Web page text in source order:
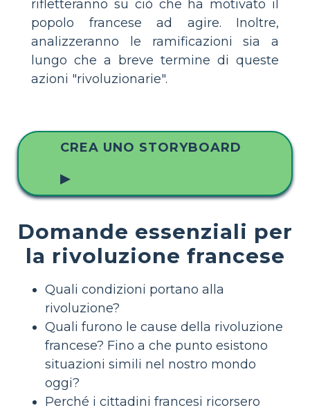
rifletteranno su ciò che ha motivato il
popolo francese ad agire. Inoltre,
analizzeranno le ramificazioni sia a
lungo che a breve termine di queste
azioni "rivoluzionarie".
CREA UNO STORYBOARD
▶
Domande essenziali per
la rivoluzione francese
Quali condizioni portano alla
rivoluzione?
Quali furono le cause della rivoluzione
francese? Fino a che punto esistono
situazioni simili nel nostro mondo
oggi?
Perché i cittadini francesi ricorsero